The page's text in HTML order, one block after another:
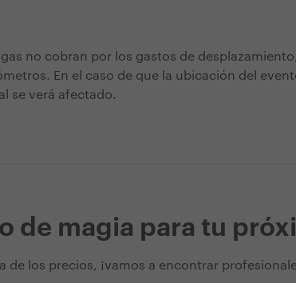
no cobran por los gastos de
En el caso de que la ubicación del
se verá afectado.
de magia para tu
de los precios, ¡vamos a encontrar